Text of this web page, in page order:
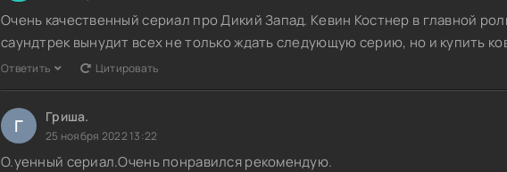
Очень качественный сериал про Дикий Запад. Кевин Костнер в главной
саундтрек вынудит всех не только ждать следующую серию, но и купить
Ответить Цитировать
Г Гриша.
25 ноября 2022 13:22
О.уенный сериал.Очень понравился рекомендую.